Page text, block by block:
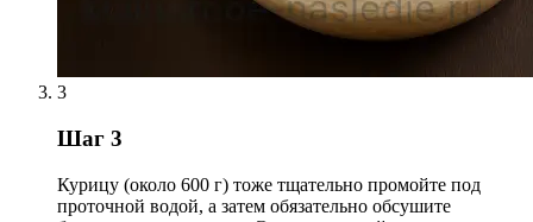
3
Шаг 3
Курицу (около 600 г) тоже тщательно промойте под
проточной водой, а затем обязательно обсушите